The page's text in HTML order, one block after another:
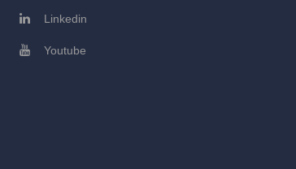
Linkedin
Youtube